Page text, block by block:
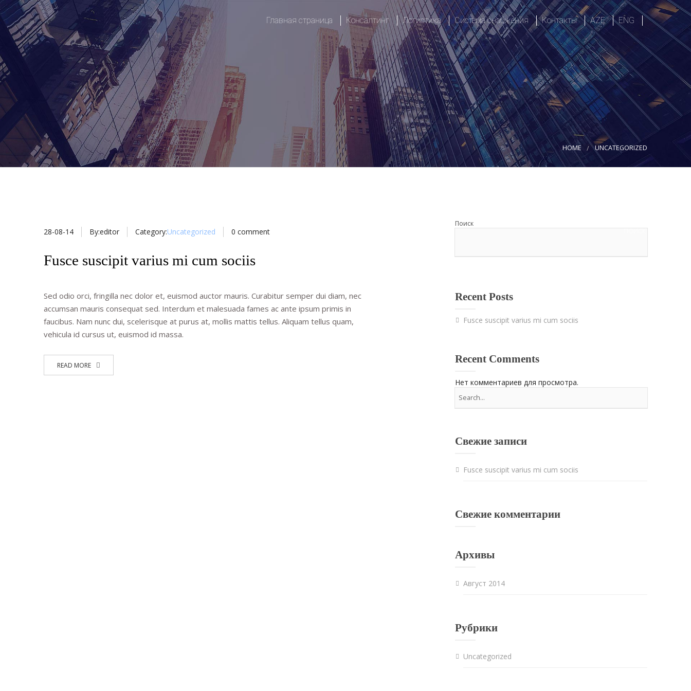
Главная страница Консалтинг
Метрология и стандартизация
Тренинги
Пищевая безопасность
Гигиена рабочего места
Организация рабочего процесса
Логистика
Транспорт и логистика
Логистические решения
Импорт
Экспорт
Реэкспорт
Система снабжения
Сфера
Ответственность
Роли, ввод и вывод
Политика или процедура
Контакты AZE ENG
HOME UNCATEGORIZED
28-08-14 By:editor Category:Uncategorized 0 comment
Fusce suscipit varius mi cum sociis
Sed odio orci, fringilla nec dolor et, euismod auctor mauris. Curabitur semper dui diam, nec
accumsan mauris consequat sed. Interdum et malesuada fames ac ante ipsum primis in
faucibus. Nam nunc dui, scelerisque at purus at, mollis mattis tellus. Aliquam tellus quam,
vehicula id cursus ut, euismod id massa.
READ MORE
Поиск
ПОИСК
Recent Posts
Fusce suscipit varius mi cum sociis
Recent Comments
Нет комментариев для просмотра.
Свежие записи
Fusce suscipit varius mi cum sociis
Свежие комментарии
Архивы
Август 2014
Рубрики
Uncategorized